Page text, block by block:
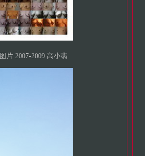
片 2007-2009 高小翡